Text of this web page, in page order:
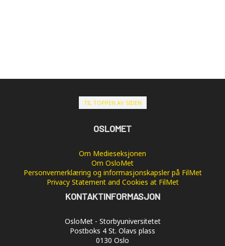
TIL TOPPEN AV SIDEN
OSLOMET
Om Medieseksjonen
Om OsloMet
Personvernerklæring og informasjonskapsler på FilMet
Privacy Statement and Cookies at FilMet
KONTAKTINFORMASJON
OsloMet - Storbyuniversitetet
Postboks 4 St. Olavs plass
0130 Oslo